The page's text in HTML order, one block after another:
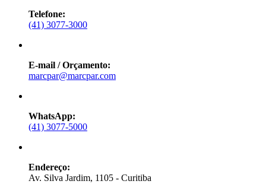
Telefone:
(41) 3077-3000
E-mail / Orçamento:
marcpar@marcpar.com
WhatsApp:
(41) 3077-5000
Endereço:
Av. Silva Jardim, 1105 - Curitiba